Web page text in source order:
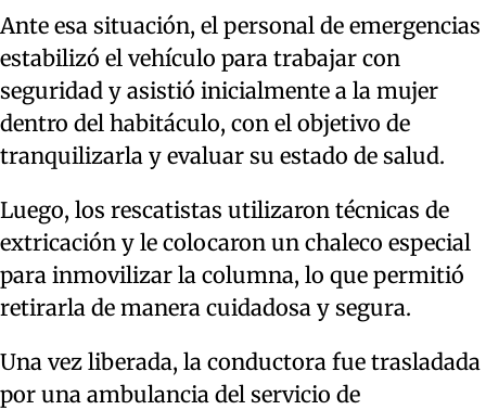
Ante esa situación, el personal de emergencias
estabilizó el vehículo para trabajar con
seguridad y asistió inicialmente a la mujer
dentro del habitáculo, con el objetivo de
tranquilizarla y evaluar su estado de salud.
Luego, los rescatistas utilizaron técnicas de
extricación y le colocaron un chaleco especial
para inmovilizar la columna, lo que permitió
retirarla de manera cuidadosa y segura.
Una vez liberada, la conductora fue trasladada
por una ambulancia del servicio de